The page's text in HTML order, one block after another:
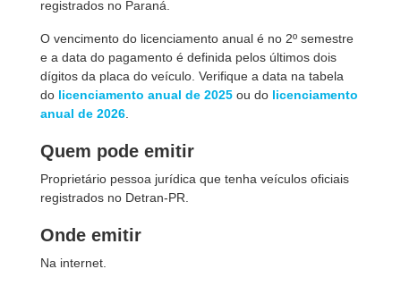
registrados no Paraná.
O vencimento do licenciamento anual é no 2º semestre
e a data do pagamento é definida pelos últimos dois
dígitos da placa do veículo. Verifique a data na tabela
do licenciamento anual de 2025 ou do licenciamento
anual de 2026
Quem pode emitir
Proprietário pessoa jurídica que tenha veículos oficiais
registrados no Detran-PR.
Onde emitir
Na internet.